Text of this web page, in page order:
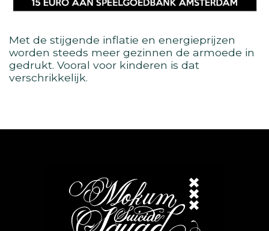
Met de stijgende inflatie en energieprijzen
worden steeds meer gezinnen de armoede in
gedrukt. Vooral voor kinderen is dat
verschrikkelijk.